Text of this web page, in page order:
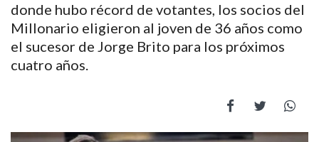
donde hubo récord de votantes, los socios del
Millonario eligieron al joven de 36 años como
el sucesor de Jorge Brito para los próximos
cuatro años.